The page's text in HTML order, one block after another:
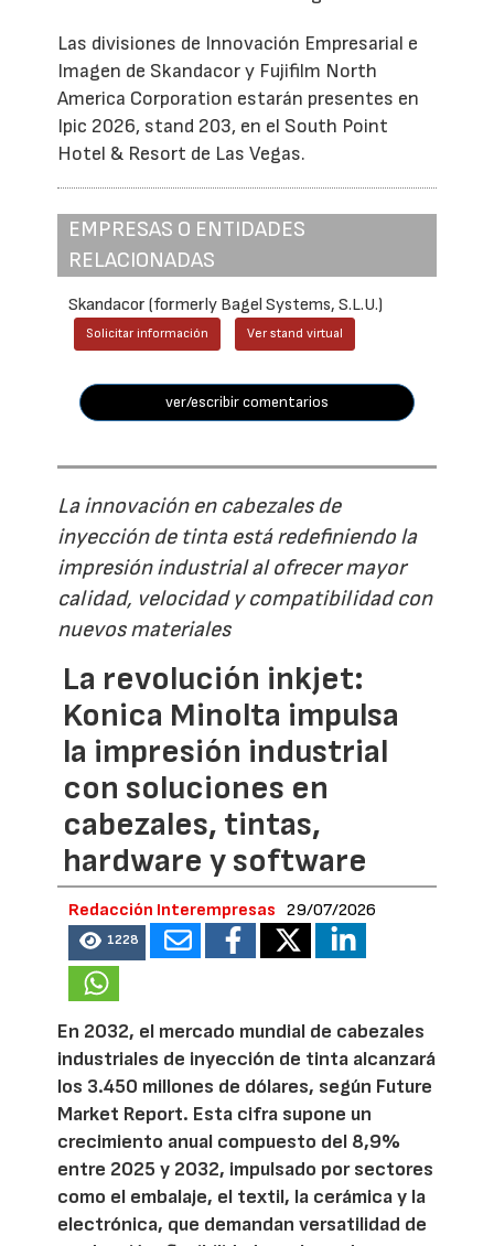
Las divisiones de Innovación Empresarial e
Imagen de Skandacor y Fujifilm North
America Corporation estarán presentes en
Ipic 2026, stand 203, en el South Point
Hotel & Resort de Las Vegas.
EMPRESAS O ENTIDADES
RELACIONADAS
Skandacor (formerly Bagel Systems, S.L.U.)
Solicitar información Ver stand virtual
ver/escribir comentarios
La innovación en cabezales de
inyección de tinta está redefiniendo la
impresión industrial al ofrecer mayor
calidad, velocidad y compatibilidad con
nuevos materiales
La revolución inkjet:
Konica Minolta impulsa
la impresión industrial
con soluciones en
cabezales, tintas,
hardware y software
Redacción Interempresas 29/07/2026
1228
En 2032, el mercado mundial de cabezales
industriales de inyección de tinta alcanzará
los 3.450 millones de dólares, según Future
Market Report. Esta cifra supone un
crecimiento anual compuesto del 8,9%
entre 2025 y 2032, impulsado por sectores
como el embalaje, el textil, la cerámica y la
electrónica, que demandan versatilidad de